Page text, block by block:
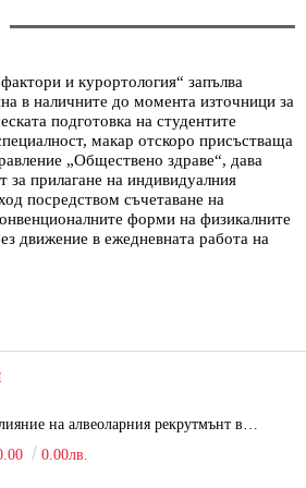
и курортология“ запълва
в наличните до момента източници за
подготовка на студентите
макар отскоро присъстваща
„Обществено здраве“, дава
за прилагане на индивидуалния
посредством съчетаване на
форми на физикалните
движение в ежедневната работа на
0.00лв.